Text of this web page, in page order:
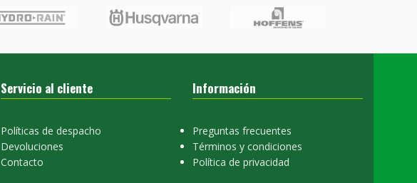
Servicio al cliente
Políticas de despacho
Devoluciones
Contacto
Información
Preguntas frecuentes
Términos y condiciones
Política de privacidad